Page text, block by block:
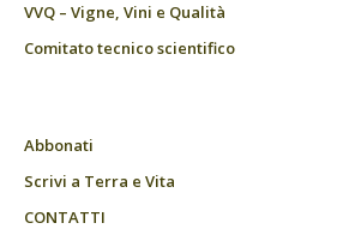
VVQ – Vigne, Vini e Qualità
Comitato tecnico scientifico
Abbonati
Scrivi a Terra e Vita
CONTATTI